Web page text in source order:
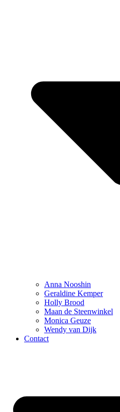
Anna Nooshin
Geraldine Kemper
Holly Brood
Maan de Steenwinkel
Monica Geuze
Wendy van Dijk
Contact